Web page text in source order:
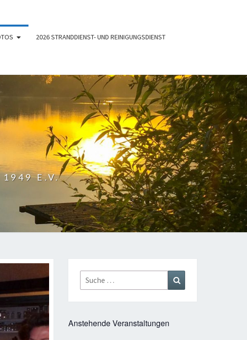
2026 STRANDDIENST- UND REINIGUNGSDIENST
1949 E.V.
Suche
nach:
Anstehende Veranstaltungen